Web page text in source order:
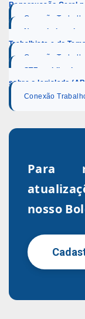
Repercussão Geral
Conexão
Negociado
Trabalhista e do
Conexão
STF: publicado
sobre o legislado
Conexão
Para
nosso